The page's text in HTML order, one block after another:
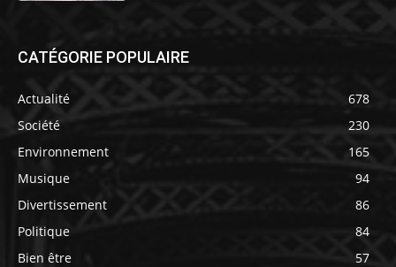
CATÉGORIE POPULAIRE
Actualité
678
Société
230
Environnement
165
Musique
94
Divertissement
86
Politique
84
Bien être
57